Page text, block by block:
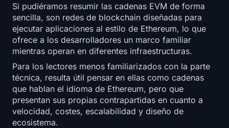
Si pudiéramos resumir las cadenas EVM de forma
sencilla, son redes de blockchain diseñadas para
ejecutar aplicaciones al estilo de Ethereum, lo que
ofrece a los desarrolladores un marco familiar
mientras operan en diferentes infraestructuras.
Para los lectores menos familiarizados con la parte
técnica, resulta útil pensar en ellas como cadenas
que hablan el idioma de Ethereum, pero que
presentan sus propias contrapartidas en cuanto a
velocidad, costes, escalabilidad y diseño de
ecosistema.